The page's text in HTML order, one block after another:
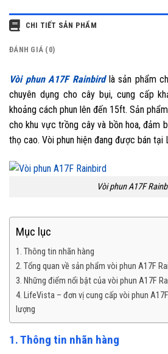
CHI TIẾT SẢN PHẨM
ĐÁNH GIÁ (0)
Vòi phun A17F Rainbirdlà sản phẩm
chuyên dụng cho cây bụi, cung cấp
khoảng cách phun lên đến 15ft. Sản
cho khu vực trồng cây và bồn hoa, đảm
thọ cao. Vòi phun hiện đang được bán tại
Vòi phun A17F
Mục lục
1. Thông tin nhãn hàng
2. Tổng quan về sản phẩm vòi phun A17F
3. Những điểm nổi bật của vòi phun A17F
4. LifeVista – đơn vị cung cấp vòi phun
lượng
1. Thông tin nhãn hàng